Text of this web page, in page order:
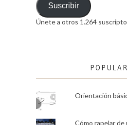
emailSuscribir
Únete a otros 1.264
POPULAR
Orientación
Cómo rapelar de